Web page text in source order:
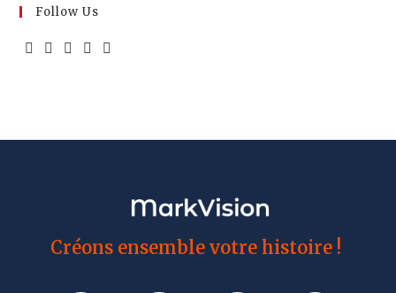
Follow Us
Créons ensemble votre histoire !